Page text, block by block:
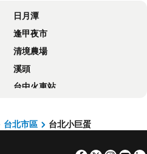
Miramar Garden Taipei
柯達大飯店台北一店
福容大飯店淡水漁人碼頭
Yidear Hotel
CHIENTAN Youth Hotel
Via Hotel Breeze
日月潭
逢甲夜市
清境農場
溪頭
台中火車站
六福村主題遊樂園
台北市區 台北小巨蛋